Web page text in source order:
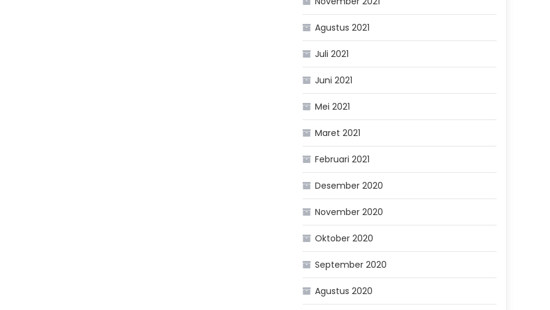
Agustus 2021
Juli 2021
Juni 2021
Mei 2021
Maret 2021
Februari 2021
Desember 2020
November 2020
Oktober 2020
September 2020
Agustus 2020